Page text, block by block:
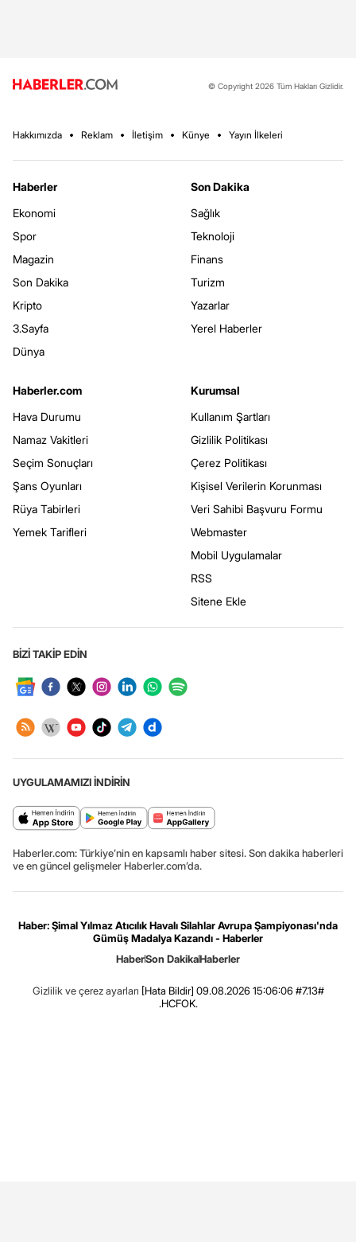
© Copyright 2026 Tüm Hakları Gizlidir.
Hakkımızda Reklam İletişim Künye Yayın İlkeleri
Haberler
Ekonomi
Spor
Magazin
Son Dakika
Kripto
3.Sayfa
Dünya
Son Dakika
Sağlık
Teknoloji
Finans
Turizm
Yazarlar
Yerel Haberler
Haberler.com
Hava Durumu
Namaz Vakitleri
Seçim Sonuçları
Şans Oyunları
Rüya Tabirleri
Yemek Tarifleri
Kurumsal
Kullanım Şartları
Gizlilik Politikası
Çerez Politikası
Kişisel Verilerin Korunması
Veri Sahibi Başvuru Formu
Webmaster
Mobil Uygulamalar
RSS
Sitene Ekle
BİZİ TAKİP EDİN
UYGULAMAMIZI İNDİRİN
Haberler.com: Türkiye’nin en kapsamlı haber sitesi. Son dakika haberleri
ve en güncel gelişmeler Haberler.com’da.
Haber: Şimal Yılmaz Atıcılık Havalı Silahlar Avrupa Şampiyonası'nda
Gümüş Madalya Kazandı - Haberler
HaberSon DakikaHaberler
Gizlilik ve çerez ayarları [Hata Bildir] 09.08.2026 15:06:06 #7.13#
.HCFOK.